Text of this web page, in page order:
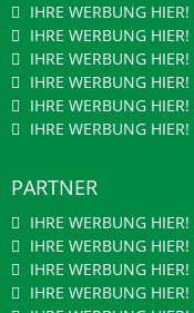
IHRE WERBUNG HIER!
IHRE WERBUNG HIER!
IHRE WERBUNG HIER!
IHRE WERBUNG HIER!
IHRE WERBUNG HIER!
IHRE WERBUNG HIER!
PARTNER
IHRE WERBUNG HIER!
IHRE WERBUNG HIER!
IHRE WERBUNG HIER!
IHRE WERBUNG HIER!